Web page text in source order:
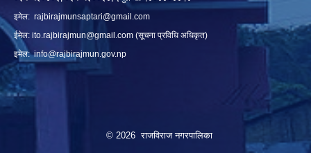
इमेल: rajbirajmunsaptari@gmail.com
ईमेल: ito.rajbirajmun@gmail.com (सूचना प्रविधि अधिकृत)
इमेल:info@rajbirajmun.gov.np
© 2026 राजविराज नगरपालिका